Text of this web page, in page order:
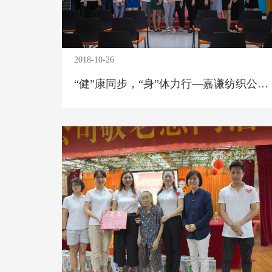
2018-10-26
“健”康同步，“身”体力行—嘉谦纺织公司员工健身班、乒乓球班开班